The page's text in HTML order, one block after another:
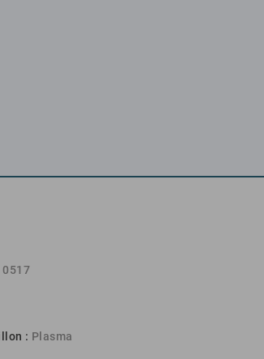
0517
: Plasma